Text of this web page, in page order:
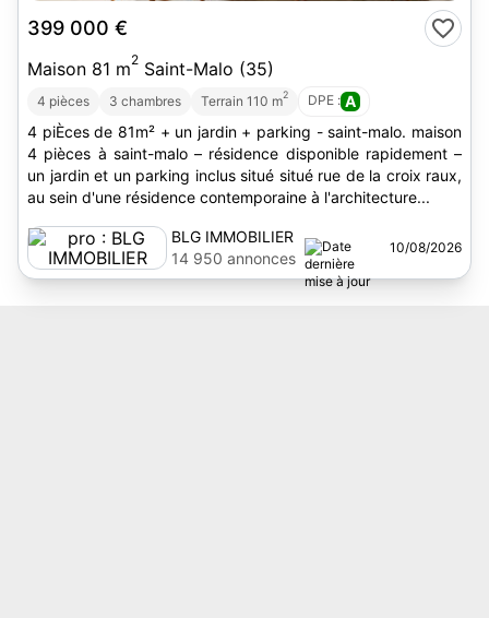
399 000 €
Maison 81 m2 Saint-Malo (35)
4 pièces 3 chambres Terrain 110 m2 DPE : A
4 piÈces de 81m² + un jardin + parking - saint-malo. maison
4 pièces à saint-malo – résidence disponible rapidement –
un jardin et un parking inclus situé situé rue de la croix raux,
au sein d'une résidence contemporaine à l'architecture...
BLG IMMOBILIER
14 950 annonces
10/08/2026